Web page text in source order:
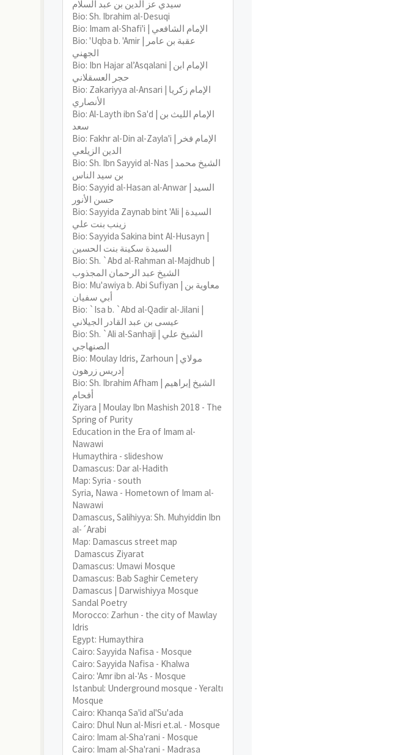
سيدي عز الدين بن عبد السلام
Bio: Sh. Ibrahim al-Desuqi
Bio: Imam al-Shafi'i | الإمام الشافعي
Bio: 'Uqba b. 'Amir | عقبة بن عامر
الجهني
Bio: Ibn Hajar al’Asqalani | الإمام ابن
حجر العسقلاني
Bio: Zakariyya al-Ansari | الإمام زكريا
الأنصاري
Bio: Al-Layth ibn Sa'd | الإمام الليث بن
سعد
Bio: Fakhr al-Din al-Zayla'i | الإمام فخر
الدين الزيلعي
Bio: Sh. Ibn Sayyid al-Nas | الشيخ محمد
بن سيد الناس
Bio: Sayyid al-Hasan al-Anwar | السيد
حسن الأنور
Bio: Sayyida Zaynab bint 'Ali | السيدة
زينب بنت علي
Bio: Sayyida Sakina bint Al-Husayn |
السيدة سكينة بنت الحسين
Bio: Sh. `Abd al-Rahman al-Majdhub |
الشيخ عبد الرحمان المجذوب
Bio: Mu'awiya b. Abi Sufiyan | معاوية بن
أبي سفيان
Bio: `Isa b. `Abd al-Qadir al-Jilani |
عيسى بن عبد القادر الجيلاني
Bio: Sh. `Ali al-Sanhaji | الشيخ علي
الصنهاجي
Bio: Moulay Idris, Zarhoun | مولاي
إدريس زرهون
Bio: Sh. Ibrahim Afham | الشيخ إبراهيم
أفحام
Ziyara | Moulay Ibn Mashish 2018 - The
Spring of Purity
Education in the Era of Imam al-
Nawawi
Humaythira - slideshow
Damascus: Dar al-Hadith
Map: Syria - south
Syria, Nawa - Hometown of Imam al-
Nawawi
Damascus, Salihiyya: Sh. Muhyiddin Ibn
al-´Arabi
Map: Damascus street map
Damascus Ziyarat
Damascus: Umawi Mosque
Damascus: Bab Saghir Cemetery
Damascus | Darwishiyya Mosque
Sandal Poetry
Morocco: Zarhun - the city of Mawlay
Idris
Egypt: Humaythira
Cairo: Sayyida Nafisa - Mosque
Cairo: Sayyida Nafisa - Khalwa
Cairo: 'Amr ibn al-'As - Mosque
Istanbul: Underground mosque - Yeraltı
Mosque
Cairo: Khanqa Sa'id al'Su'ada
Cairo: Dhul Nun al-Misri et.al. - Mosque
Cairo: Imam al-Sha'rani - Mosque
Cairo: Imam al-Sha'rani - Madrasa